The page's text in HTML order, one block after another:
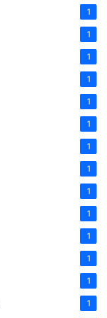
1
1
1
1
1
1
1
1
1
1
1
1
1
1